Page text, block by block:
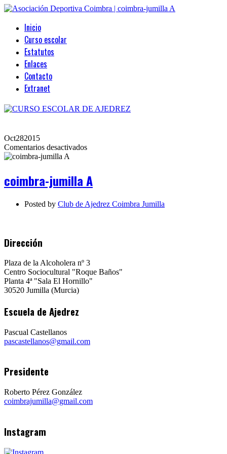
Inicio
Curso escolar
Estatutos
Enlaces
Contacto
Extranet
Oct282015
Comentarios desactivadosen
coimbra-jumilla A
Posted by Club de Ajedrez Coimbra Jumilla
Dirección
Plaza de la Alcoholera nº 3
Centro Sociocultural "Roque Baños"
Planta 4ª "Sala El Hornillo"
30520 Jumilla (Murcia)
Escuela de Ajedrez
Pascual Castellanos
pascastellanos@gmail.com
Presidente
Roberto Pérez González
coimbrajumilla@gmail.com
Instagram